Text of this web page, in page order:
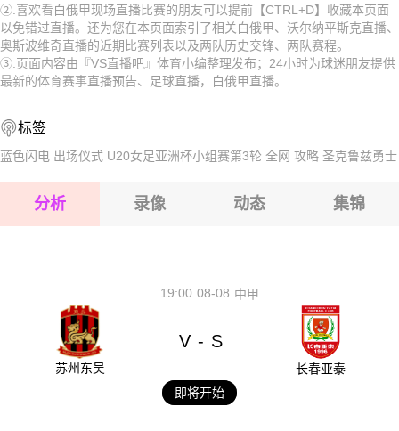
2026-08-16 【白俄甲】 沃尔纳平斯克VS奥斯波维奇
2026-08-16 【白俄甲】 沃尔纳平斯克VS奥斯波维奇
2026-08-16 【白俄甲】 沃尔纳平斯克VS奥斯波维奇
2026-08-16 【白俄甲】 沃尔纳平斯克VS奥斯波维奇
2026-08-16 【白俄甲】 沃尔纳平斯克VS奥斯波维奇
②.喜欢看白俄甲现场直播比赛的朋友可以提前【CTRL+D】收藏本页面
以免错过直播。还为您在本页面索引了相关白俄甲、沃尔纳平斯克直播、
奥斯波维奇直播的近期比赛列表以及两队历史交锋、两队赛程。
③.页面内容由『VS直播吧』体育小编整理发布；24小时为球迷朋友提供
最新的体育赛事直播预告、足球直播，白俄甲直播。
标签
蓝色闪电 出场仪式 U20女足亚洲杯小组赛第3轮 全网 攻略 圣克鲁兹勇士
分析 录像 动态 集锦
08-08
19:00 中甲
苏州东吴
V - S
长春亚泰
即将开始